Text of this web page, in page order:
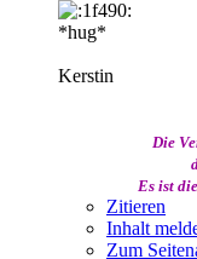
*hug*
Kerstin
Die
Es ist
Zitieren
Inhalt
Zum